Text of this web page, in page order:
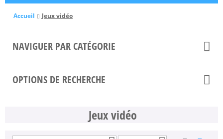
Accueil Jeux vidéo
NAVIGUER PAR CATÉGORIE
OPTIONS DE RECHERCHE
Jeux vidéo